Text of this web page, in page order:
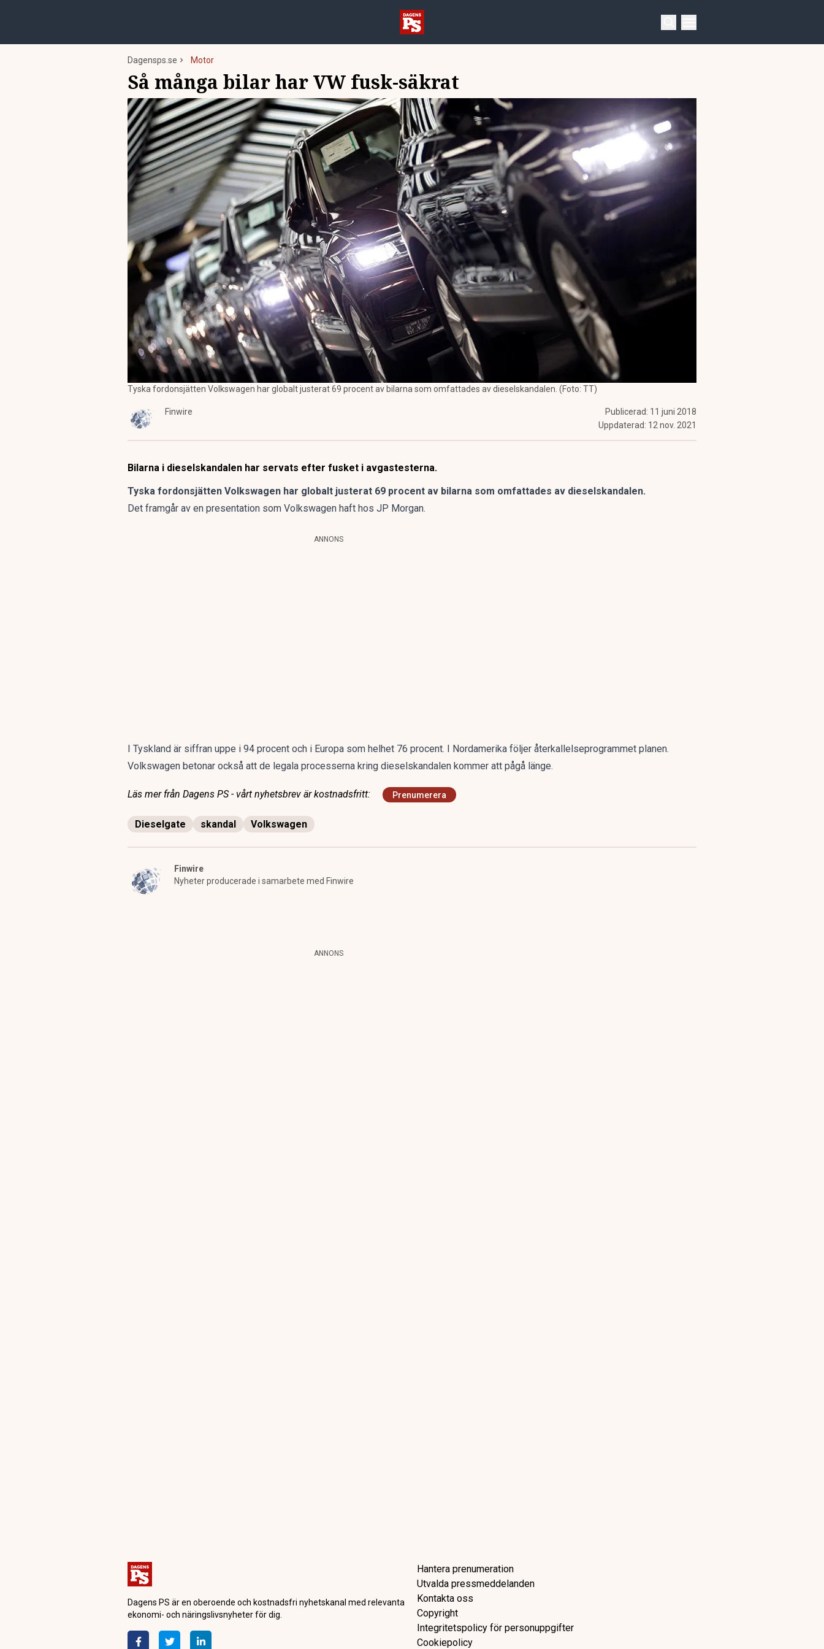
Dagensps.se Motor
Så många bilar har VW fusk-säkrat
Tyska fordonsjätten Volkswagen har globalt justerat 69 procent av bilarna som omfattades av dieselskandalen. (Foto: TT)
Finwire Publicerad: 11 juni 2018
Uppdaterad: 12 nov. 2021
Bilarna i dieselskandalen har servats efter fusket i avgastesterna.
Tyska fordonsjätten Volkswagen har globalt justerat 69 procent av bilarna som omfattades av dieselskandalen.
Det framgår av en presentation som Volkswagen haft hos JP Morgan.
ANNONS
I Tyskland är siffran uppe i 94 procent och i Europa som helhet 76 procent. I Nordamerika följer återkallelseprogrammet planen.
Volkswagen betonar också att de legala processerna kring dieselskandalen kommer att pågå länge.
Läs mer från Dagens PS - vårt nyhetsbrev är kostnadsfritt: Prenumerera
Dieselgate skandal Volkswagen
Finwire
Nyheter producerade i samarbete med Finwire
ANNONS
Dagens PS är en oberoende och kostnadsfri nyhetskanal med relevanta
ekonomi- och näringslivsnyheter för dig.
Hantera prenumeration
Utvalda pressmeddelanden
Kontakta oss
Copyright
Integritetspolicy för personuppgifter
Cookiepolicy